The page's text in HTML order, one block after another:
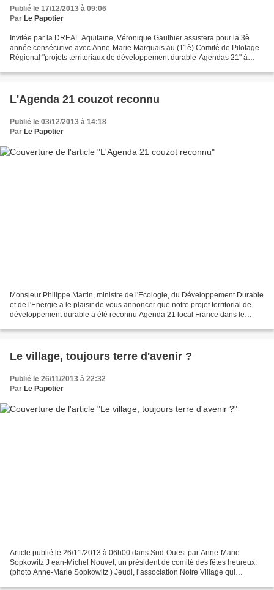
Publié le 17/12/2013 à 09:06
Par Le Papotier
Invitée par la DREAL Aquitaine, Véronique Gauthier assistera pour la 3è
année consécutive avec Anne-Marie Marquais au (11è) Comité de Pilotage
Régional "projets territoriaux de développement durable-Agendas 21" à
L'Agenda 21 couzot reconnu
Publié le 03/12/2013 à 14:18
Par Le Papotier
Monsieur Philippe Martin, ministre de l'Ecologie, du Développement Durable
et de l'Energie a le plaisir de vous annoncer que notre projet territorial de
développement durable a été reconnu Agenda 21 local France dans le
Le village, toujours terre d'avenir ?
Publié le 26/11/2013 à 22:32
Par Le Papotier
Article publié le 26/11/2013 à 06h00 dans Sud-Ouest par Anne-Marie
Sopkowitz J ean-Michel Nouvet, un président de comité des fêtes heureux.
(photo Anne-Marie Sopkowitz ) Jeudi, l’association Notre Village qui